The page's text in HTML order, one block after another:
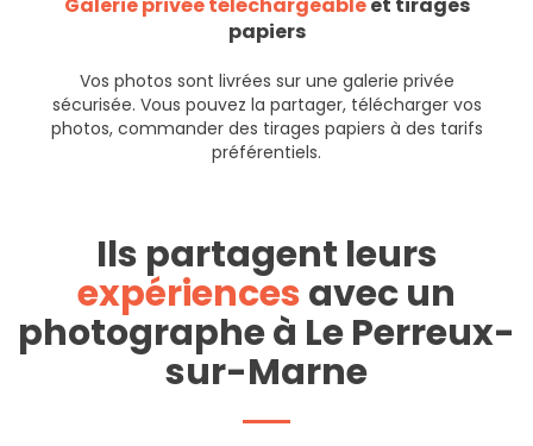
papiers
Vos photos sont livrées sur une galerie privée
sécurisée. Vous pouvez la partager, télécharger vos
photos, commander des tirages papiers à des tarifs
préférentiels.
Ils partagent leurs
expériencesavec un
photographe à Le Perreux-
sur-Marne